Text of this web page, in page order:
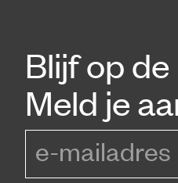
Blijf op
Meld je